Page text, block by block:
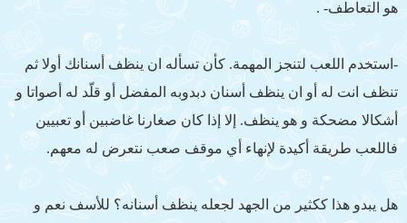
هو التعاطف- .
-استخدم اللعب لتنجز المهمة. كأن تسأله ان ينظف أسنانك أولا ثم
تنظف انت له أو ان ينظف أسنان دبدوبه المفضل أو قلّد له أصواتا و
أشكالا مضحكة و هو ينظف. إلا إذا كان صغارنا غاضبين أو تعبيين
فاللعب طريقة أكيدة لإنهاء أي موقف صعب نتعرض له معهم.
هل يبدو هذا ككثير من الجهد لجعله ينظف أسنانه؟ للأسف نعم و